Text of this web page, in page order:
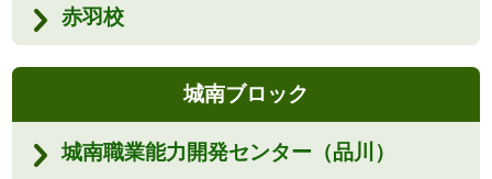
赤羽校
城南ブロック
城南職業能力開発センター（品川）